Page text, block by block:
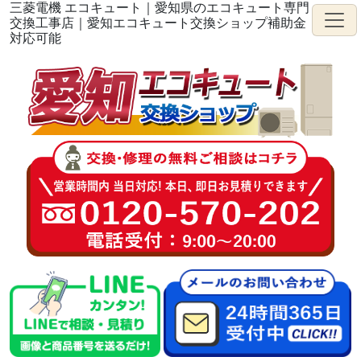
三菱電機 エコキュート｜愛知県のエコキュート専門
交換工事店｜愛知エコキュート交換ショップ補助金
対応可能